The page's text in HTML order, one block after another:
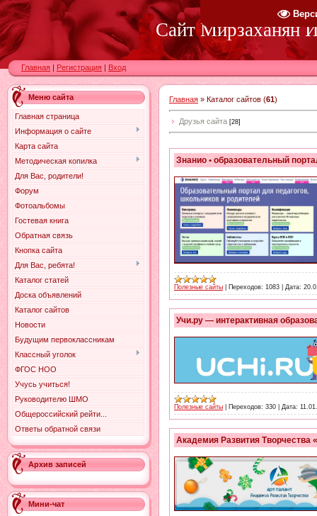
Сайт Мирзаханян
Главная | Регистрация | Вход
Меню сайта
Главная страница
Информация о сайте
Карта сайта
Методическая копилка
Для Вас, родители!
Форум
Фотоальбомы
Гостевая книга
Обратная связь
Кнопка сайта
Для Вас, ребята!
Каталог статей
Доска объявлений
Каталог сайтов
Новости
Будущим первоклассникам
Классный уголок
ФГОС НОО
Учусь учиться!
Руководителю ШМО
Общероссийский рейти...
Ответы обратной связи
Архив записей
Мини-чат
Главная » Каталог сайтов (61)
Друзья сайта [28]
Знанио • образовательный
Полезные сайты Переходов: 1083 Дата:
Учи.ру — интерактивная
Полезные сайты Переходов: 330 Дата:
Академия Развития Творчества